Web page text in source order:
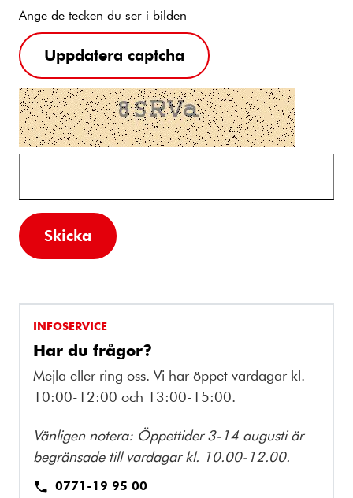
Ange de tecken du ser i bilden
Uppdatera captcha
Skicka
INFOSERVICE
Har du frågor?
Mejla eller ring oss. Vi har öppet vardagar kl.
10:00-12:00 och 13:00-15:00.
Vänligen notera: Öppettider 3-14 augusti är
begränsade till vardagar kl. 10.00-12.00.
0771-19 95 00